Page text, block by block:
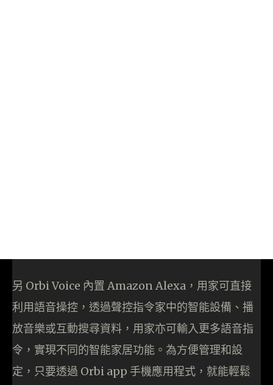
另 Orbi Voice 內置 Amazon Alexa，用家可直接
利用語音操控，透過聲控指令家中的智能設備、播
放音樂或互動搜尋資料，用家亦可輸入更多語音指
令，實現不同的智能家居功能。為方便管理和設
定，只要透過 Orbi app 手機應用程式，就能輕鬆